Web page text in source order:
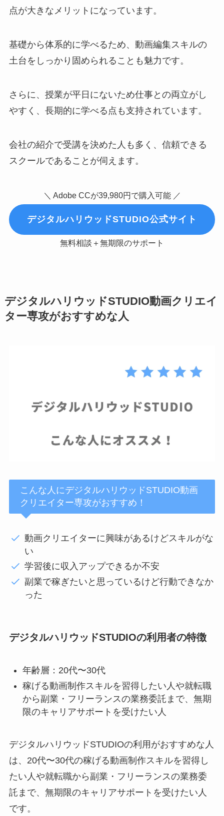
点が大きなメリットになっています。
基礎から体系的に学べるため、動画編集スキルの
土台をしっかり固められることも魅力です。
さらに、授業が平日にないため仕事との両立がし
やすく、長期的に学べる点も支持されています。
会社の紹介で受講を決めた人も多く、信頼できる
スクールであることが伺えます。
＼ Adobe CCが39,980円で購入可能 ／
デジタルハリウッドSTUDIO公式サイト
無料相談＋無期限のサポート
デジタルハリウッドSTUDIO動画クリエイ
ター専攻がおすすめな人
こんな人にデジタルハリウッドSTUDIO動画
クリエイター専攻がおすすめ！
動画クリエイターに興味があるけどスキルがな
い
学習後に収入アップできるか不安
副業で稼ぎたいと思っているけど行動できなか
った
デジタルハリウッドSTUDIOの利用者の特徴
年齢層：20代〜30代
稼げる動画制作スキルを習得したい人や就転職
から副業・フリーランスの業務委託まで、無期
限のキャリアサポートを受けたい人
デジタルハリウッドSTUDIOの利用がおすすめな人
は、20代〜30代の稼げる動画制作スキルを習得し
たい人や就転職から副業・フリーランスの業務委
託まで、無期限のキャリアサポートを受けたい人
です。